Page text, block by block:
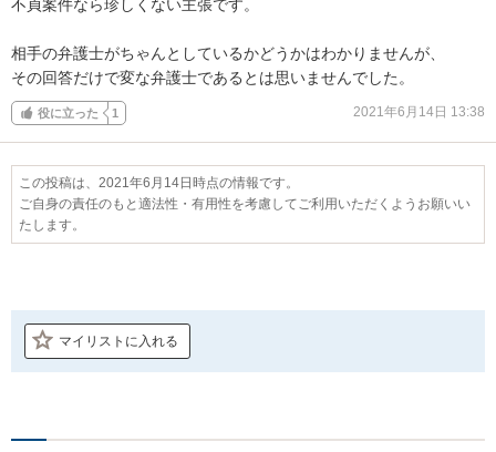
不貞案件なら珍しくない主張です。
相手の弁護士がちゃんとしているかどうかはわかりませんが、
その回答だけで変な弁護士であるとは思いませんでした。
役に立った 1 2021年6月14日 13:38
この投稿は、2021年6月14日時点の情報です。
ご自身の責任のもと適法性・有用性を考慮してご利用いただくようお願いい
たします。
マイリストに入れる